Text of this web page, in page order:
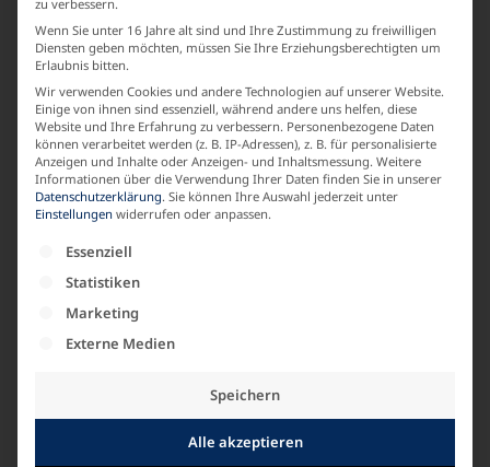
Basic
LABEL
fabelhaft
MATERIALZUSAMMENSETZUNG
zu verbessern.
Wenn Sie unter 16 Jahre alt sind und Ihre Zustimmung zu freiwilligen
Diensten geben möchten, müssen Sie Ihre Erziehungsberechtigten um
Erlaubnis bitten.
Wir verwenden Cookies und andere Technologien auf unserer Website.
Einige von ihnen sind essenziell, während andere uns helfen, diese
Website und Ihre Erfahrung zu verbessern. Personenbezogene Daten
können verarbeitet werden (z. B. IP-Adressen), z. B. für personalisierte
Anzeigen und Inhalte oder Anzeigen- und Inhaltsmessung. Weitere
Informationen über die Verwendung Ihrer Daten finden Sie in unserer
Datenschutzerklärung. Sie können Ihre Auswahl jederzeit unter
Einstellungen widerrufen oder anpassen.
Es folgt eine Liste der Service-Gruppen, für die
Essenziell
Statistiken
Marketing
Externe Medien
Speichern
Alle akzeptieren